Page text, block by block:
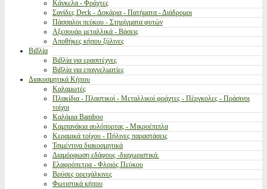
Κάγκελα - Φράχτες
Σανίδες Deck - Δοκάρια - Πατήματα - Διάδρομοι
Πάσσαλοι πεύκου - Στηρίγματα φυτών
Αξεσουάρ μεταλλικά - Βάσεις
Αποθήκες κήπου ξύλινες
Βιβλία
Βιβλία για ερασιτέχνες
Βιβλία για επαγγελματίες
Διακοσμητικά Κήπου
Καλαμωτές
Πλακίδια - Πλαστικοί - Μεταλλικοί φράχτες - Πέργκολες - Πράσινοι
τοίχοι
Καλάμια Bamboo
Καμπανάκια αυλόπορτας - Μικροέπιπλα
Κεραμικά τοίχου - Πήλινες παραστάσεις
Τσιμέντινα διακοσμητικά
Διαμόρφωση εδάφους -διαχωριστικά.
Ελαφρόπετρα - Φλοιός Πεύκου
Βρύσες ορειχάλκινες
Φωτιστικά κήπου